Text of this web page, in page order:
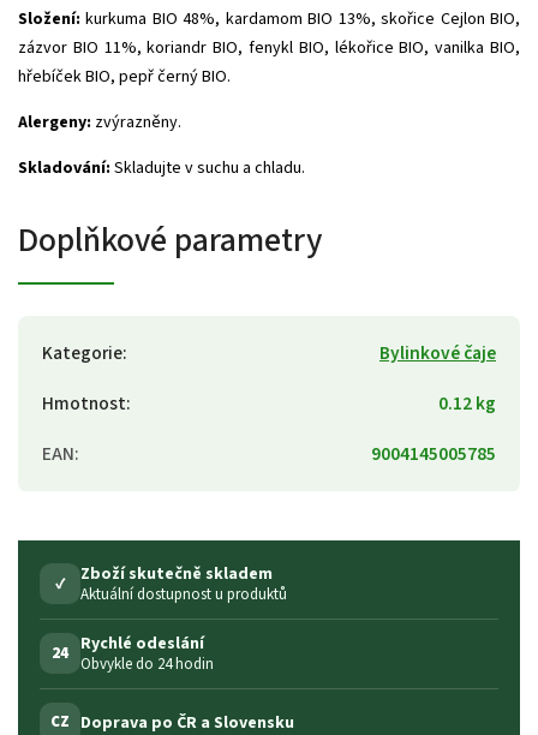
Složení: kurkuma BIO 48%, kardamom BIO 13%, skořice Cejlon BIO,
zázvor BIO 11%, koriandr BIO, fenykl BIO, lékořice BIO, vanilka BIO,
hřebíček BIO, pepř černý BIO.
Alergeny: zvýrazněny.
Skladování: Skladujte v suchu a chladu.
Doplňkové parametry
Kategorie:
Bylinkové čaje
Hmotnost:
0.12 kg
EAN: 9004145005785
✓ Zboží skutečně skladem
Aktuální dostupnost u produktů
24 Rychlé odeslání
Obvykle do 24 hodin
CZ Doprava po ČR a Slovensku